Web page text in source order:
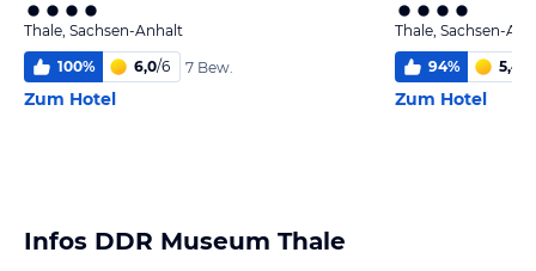
Thale, Sachsen-Anhalt
100% 6,0/6 7 Bew.
Zum Hotel
Thale, Sachsen-
94% 5,4
Zum Hotel
Infos DDR Museum Thale